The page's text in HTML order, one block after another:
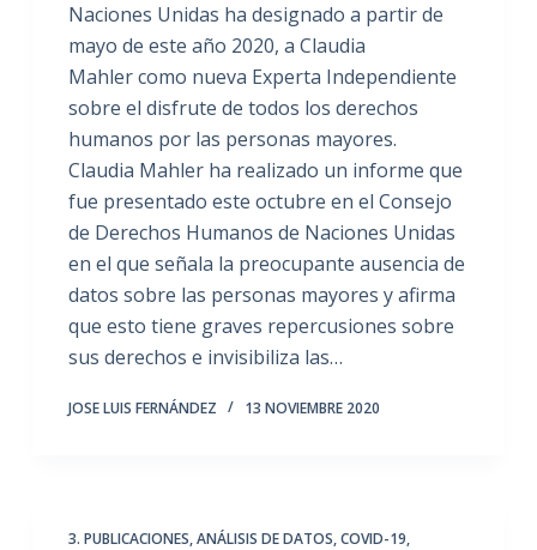
Naciones Unidas ha designado a partir de
mayo de este año 2020, a Claudia
Mahler como nueva Experta Independiente
sobre el disfrute de todos los derechos
humanos por las personas mayores.
Claudia Mahler ha realizado un informe que
fue presentado este octubre en el Consejo
de Derechos Humanos de Naciones Unidas
en el que señala la preocupante ausencia de
datos sobre las personas mayores y afirma
que esto tiene graves repercusiones sobre
sus derechos e invisibiliza las…
JOSE LUIS FERNÁNDEZ 13 NOVIEMBRE 2020
3. PUBLICACIONES,ANÁLISIS DE DATOS,COVID-19,